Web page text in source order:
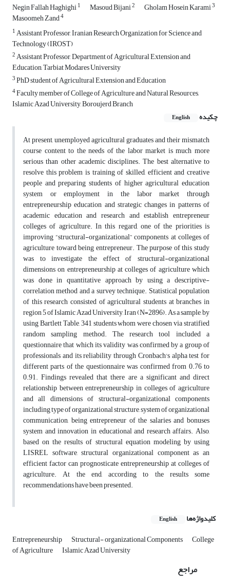
Negin Fallah Haghighi1 Masoud Bijani2 Gholam Hosein Karami3
Masoomeh Zand4
1Assistant Professor, Iranian Research Organization for Science and
Technology (IROST)
2Assistant Professor, Department of Agricultural Extension and
Education, Tarbiat Modares University
3PhD student of Agricultural Extension and Education
4Faculty member of College of Agriculture and Natural Resources,
Islamic Azad University, Boroujerd Branch
چکیده
English
At present, unemployed agricultural graduates and their mismatch
course content to the needs of the labor market is much more
serious than other academic disciplines. The best alternative to
resolve this problem is training of skilled, efficient and creative
people and preparing students of higher agricultural education
system or employment in the labor market through
entrepreneurship education and strategic changes in patterns of
academic education and research and establish entrepreneur
colleges of agriculture. In this regard, one of the priorities is
improving “structural-organizational” components at colleges of
agriculture toward being entrepreneur. The purpose of this study
was to investigate the effect of structural-organizational
dimensions on entrepreneurship at colleges of agriculture which
was done in quantitative approach by using a descriptive-
correlation method and a survey technique. Statistical population
of this research consisted of agricultural students at branches in
region 5 of Islamic Azad University, Iran (N=2896). As a sample, by
using Bartlett Table, 341 students whom were chosen via stratified
random sampling method. The research tool included a
questionnaire that which its validity was confirmed by a group of
professionals and its reliability through Cronbach's alpha test for
different parts of the questionnaire was confirmed from 0.76 to
0.91. Findings revealed that there are a significant and direct
relationship between entrepreneurship in colleges of agriculture
and all dimensions of structural-organizational components
including type of organizational structure, system of organizational
communication, being entrepreneur of the salaries and bonuses
system and innovation in educational and research affairs. Also,
based on the results of structural equation modeling by using
LISREL software, structural organizational component as an
efficient factor can prognosticate entrepreneurship at colleges of
agriculture. At the end, according to the results some
recommendations have been presented.
کلیدواژه‌ها English
Entrepreneurship Structural- organizational Components College
of Agriculture Islamic Azad University
مراجع